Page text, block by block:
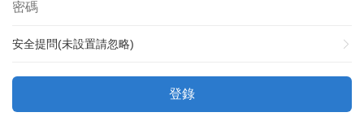
安全提問(未設置請忽略)
登錄